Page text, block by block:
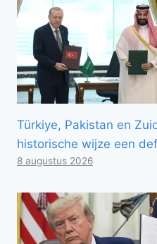
Türkiye, Pakistan en
historische wijze een
8 augustus 2026